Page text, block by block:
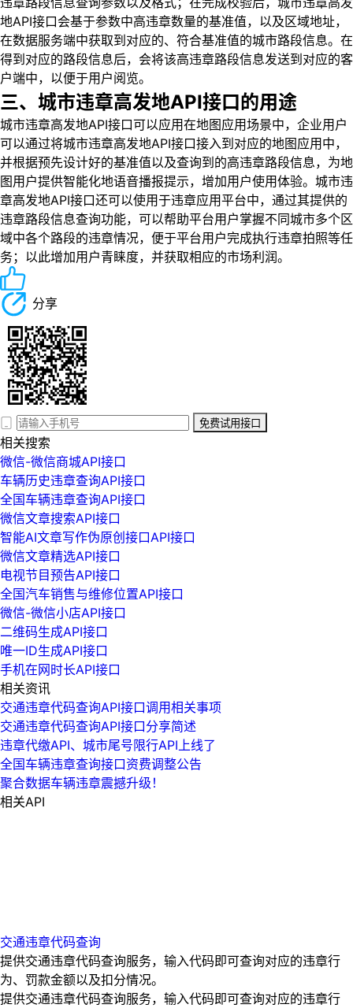
地API接口会基于参数中高违章数量的基准值，以及区域地址，
在数据服务端中获取到对应的、符合基准值的城市路段信息。在
得到对应的路段信息后，会将该高违章路段信息发送到对应的客
户端中，以便于用户阅览。
三、城市违章高发地API接口的用途
城市违章高发地API接口可以应用在地图应用场景中，企业用户
可以通过将城市违章高发地API接口接入到对应的地图应用中，
并根据预先设计好的基准值以及查询到的高违章路段信息，为地
图用户提供智能化地语音播报提示，增加用户使用体验。城市违
章高发地API接口还可以使用于违章应用平台中，通过其提供的
违章路段信息查询功能，可以帮助平台用户掌握不同城市多个区
域中各个路段的违章情况，便于平台用户完成执行违章拍照等任
务；以此增加用户青睐度，并获取相应的市场利润。
分享
免费试用接口
相关搜索
微信-微信商城API接口
车辆历史违章查询API接口
全国车辆违章查询API接口
微信文章搜索API接口
智能AI文章写作伪原创接口API接口
微信文章精选API接口
电视节目预告API接口
全国汽车销售与维修位置API接口
微信-微信小店API接口
二维码生成API接口
唯一ID生成API接口
手机在网时长API接口
相关资讯
交通违章代码查询API接口调用相关事项
交通违章代码查询API接口分享简述
违章代缴API、城市尾号限行API上线了
全国车辆违章查询接口资费调整公告
聚合数据车辆违章震撼升级！
相关API
交通违章代码查询
提供交通违章代码查询服务，输入代码即可查询对应的违章行
为、罚款金额以及扣分情况。
提供交通违章代码查询服务，输入代码即可查询对应的违章行